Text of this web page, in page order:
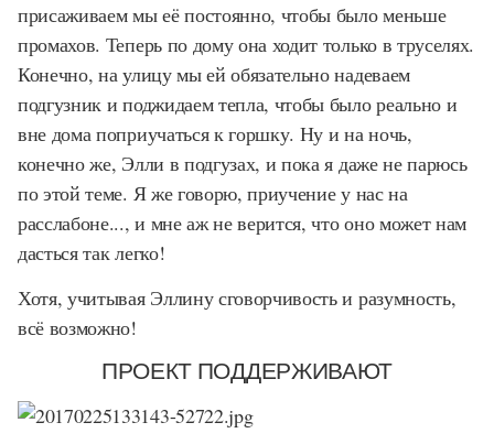
присаживаем мы её постоянно, чтобы было меньше
промахов. Теперь по дому она ходит только в труселях.
Конечно, на улицу мы ей обязательно надеваем
подгузник и поджидаем тепла, чтобы было реально и
вне дома поприучаться к горшку. Ну и на ночь,
конечно же, Элли в подгузах, и пока я даже не парюсь
по этой теме. Я же говорю, приучение у нас на
расслабоне..., и мне аж не верится, что оно может нам
дасться так легко!
Хотя, учитывая Эллину сговорчивость и разумность,
всё возможно!
ПРОЕКТ ПОДДЕРЖИВАЮТ